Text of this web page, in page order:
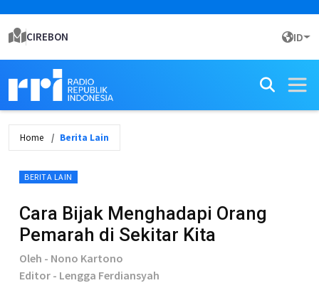
CIREBON ID
Home Berita Lain
BERITA LAIN
Cara Bijak Menghadapi Orang
Pemarah di Sekitar Kita
Oleh - Nono Kartono
Editor - Lengga Ferdiansyah